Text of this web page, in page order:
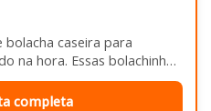
caseira para
na hora. Essas bolachinhas
completa